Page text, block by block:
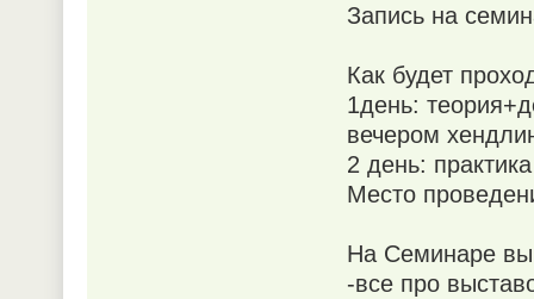
Запись на
Как будет
1день:
вечером
2 день:
Место
На Семинаре вы
-все про